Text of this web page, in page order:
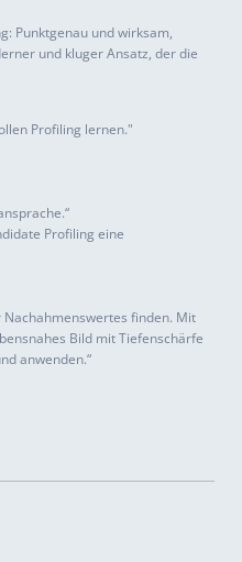
Punktgenau und wirksam,
und kluger Ansatz, der die
Profiling lernen."
Profiling eine
finden. Mit
Bild mit Tiefenschärfe
anwenden.“